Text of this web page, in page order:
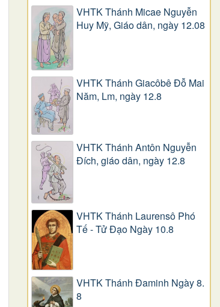
VHTK Thánh Micae Nguyễn
Huy Mỹ, Giáo dân, ngày 12.08
VHTK Thánh Giacôbê Ðỗ Mai
Năm, Lm, ngày 12.8
VHTK Thánh Antôn Nguyễn
Ðích, giáo dân, ngày 12.8
VHTK Thánh Laurensô Phó
Tế - Tử Đạo Ngày 10.8
VHTK Thánh Đaminh Ngày 8.
8